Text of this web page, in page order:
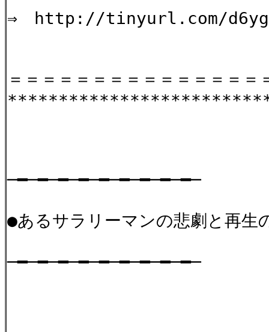
⇒ http://tinyurl.com/
＝＝＝＝＝＝＝＝＝＝＝＝＝＝＝
─━─━─━─━─━─━─━─━─━─
●あるサラリーマンの悲劇と再生
─━─━─━─━─━─━─━─━─━─